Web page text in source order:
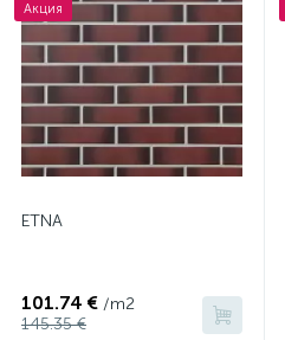
Акция
ETNA
101.74 € /m2
145.35 €